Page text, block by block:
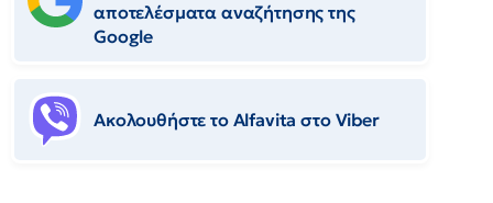
αποτελέσματα αναζήτησης της
Google
Ακολουθήστε το Αlfavita στο Viber